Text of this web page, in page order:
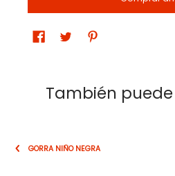
También
GORRA NIÑO NEGRA